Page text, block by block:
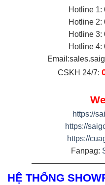
Hotline 1:
Hotline 2:
Hotline 3:
Hotline 4:
Email:
CSKH 24/7:
https://
https://
https://
Fanpag:
HỆ THỐNG